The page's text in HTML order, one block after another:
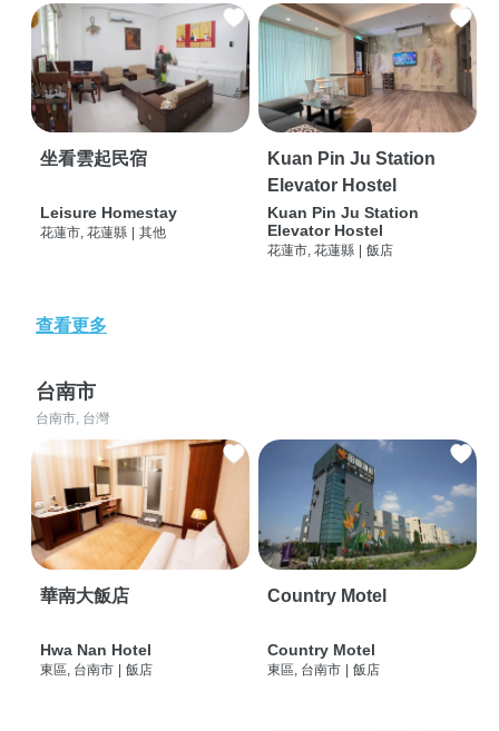
坐看雲起民宿
Leisure Homestay
花蓮市, 花蓮縣 其他
Kuan Pin Ju Station
Elevator Hostel
Kuan Pin Ju Station
Elevator Hostel
花蓮市, 花蓮縣 飯店
查看更多
台南市
台南市, 台灣
華南大飯店
Hwa Nan Hotel
東區, 台南市 | 飯店
Country Motel
Country Motel
東區, 台南市 | 飯店